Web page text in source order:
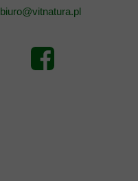
biuro@vitnatura.pl